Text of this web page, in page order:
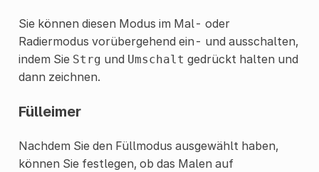
Sie können diesen Modus im Mal- oder
Radiermodus vorübergehend ein- und ausschalten,
indem Sie Strg und Umschalt gedrückt halten und
dann zeichnen.
Fülleimer
Nachdem Sie den Füllmodus ausgewählt haben,
können Sie festlegen, ob das Malen auf